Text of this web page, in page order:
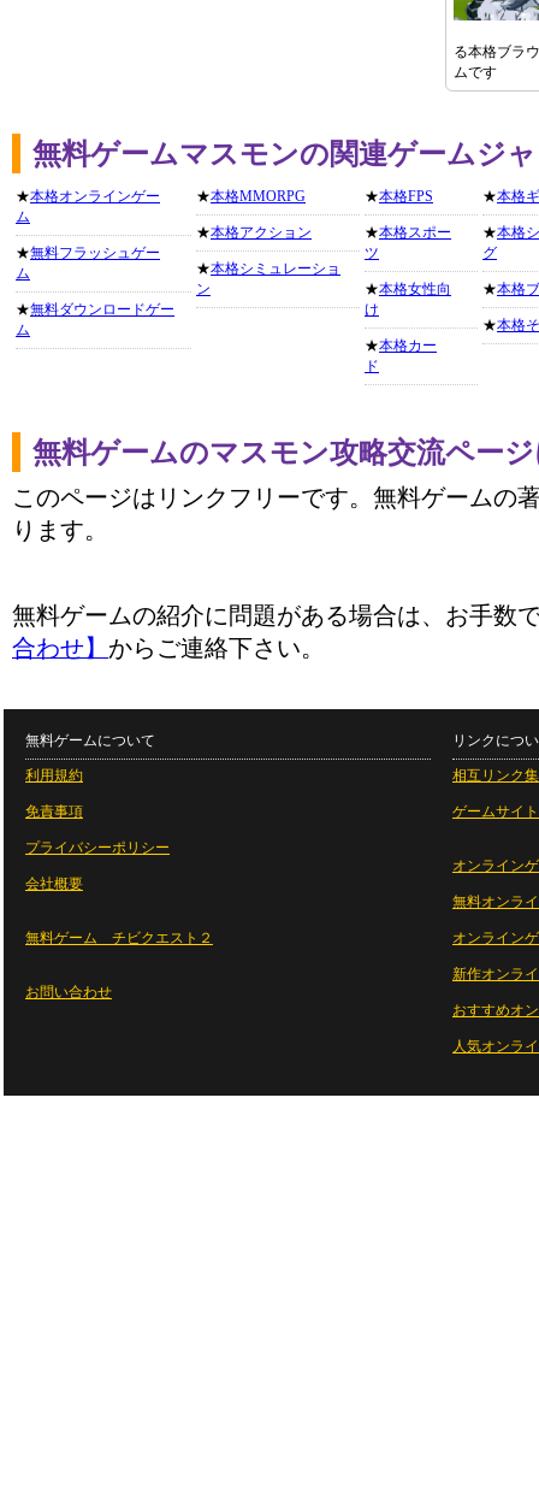
る本格ブラ
ムです
無料ゲームマスモンの関連ゲームジ
★本格オンラインゲー
ム
★無料フラッシュゲー
ム
★無料ダウンロードゲー
ム
★本格MMORPG
★本格アクション
★本格シミュレーショ
ン
★本格FPS
★本格スポー
ツ
★本格女性向
け
★本格カー
ド
★本格
★本格
グ
★本格
★本格
無料ゲームのマスモン攻略交流ペー
このページはリンクフリーです。無料ゲームの
ります。
無料ゲームの紹介に問題がある場合は、お手数
合わせ】 からご連絡下さい。
無料ゲームについて
利用規約
免責事項
プライバシーポリシー
会社概要
無料ゲーム チビクエスト２
お問い合わせ
リンクにつ
相互リンク集
ゲームサイ
オンライン
無料オンラ
オンライン
新作オンラ
おすすめオ
人気オンラ